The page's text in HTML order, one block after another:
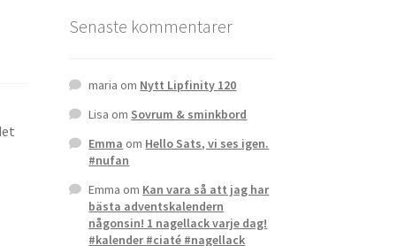
Senaste kommentarer
maria om Nytt Lipfinity 120
Lisa om Sovrum & sminkbord
Emma om Hello Sats, vi ses igen.
#nufan
Emma om Kan vara så att jag har
bästa adventskalendern
någonsin! 1 nagellack varje dag!
#kalender #ciaté #nagellack